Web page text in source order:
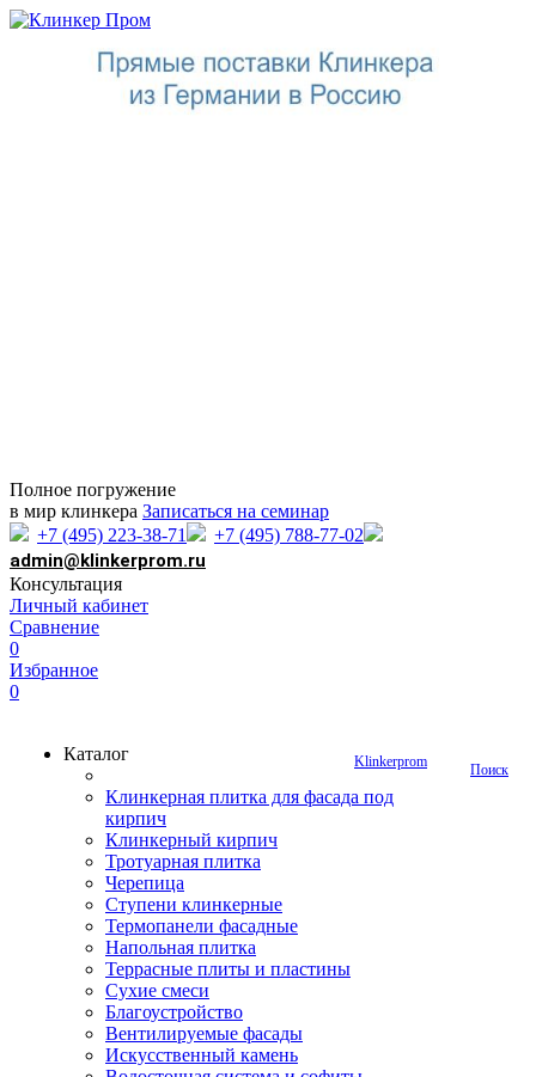
Полное погружение
в мир клинкера Записаться на семинар
+7 (495) 223-38-71
+7 (495) 788-77-02
admin@klinkerprom.ru
Консультация
Личный кабинет
Сравнение
0
Избранное
0
Поиск
Klinkerprom
Каталог
Клинкерная плитка для фасада под
кирпич
Клинкерный кирпич
Тротуарная плитка
Черепица
Ступени клинкерные
Термопанели фасадные
Напольная плитка
Террасные плиты и пластины
Сухие смеси
Благоустройство
Вентилируемые фасады
Искусственный камень